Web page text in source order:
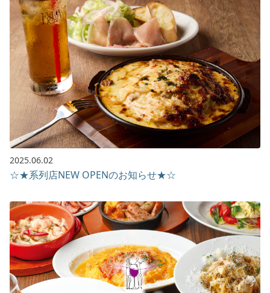
2025.06.02
☆★系列店NEW OPENのお知らせ★☆